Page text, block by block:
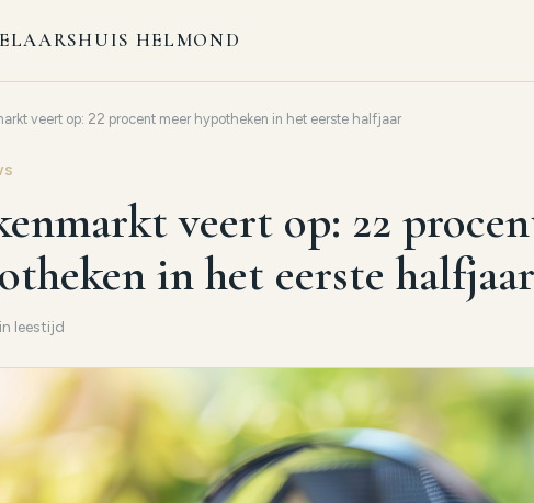
HELMOND
veert op: 22 procent meer hypotheken in het eerste halfjaar
veert op: 22
in het eerste halfjaar
leestijd